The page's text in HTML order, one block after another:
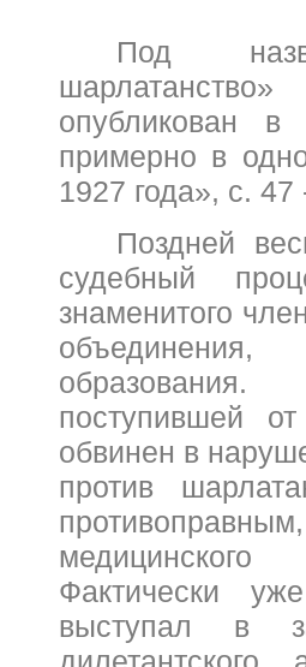
Под
опубликован
примерно в
1927 года», с. 47
Поздней
судебный
знаменитого
объединения,
поступившей
обвинен в
против
Фактически
выступал в